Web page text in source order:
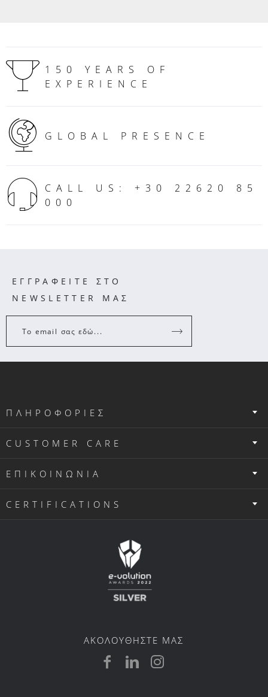
150 YEARS OF
EXPERIENCE
GLOBAL PRESENCE
CALL US: +30 22620 85
000
ΕΓΓΡΑΦΕΙΤΕ ΣΤΟ
NEWSLETTER ΜΑΣ
Το email σας εδώ...
ΠΛΗΡΟΦΟΡΙΕΣ
CUSTOMER CARE
ΕΠΙΚΟΙΝΩΝΙΑ
CERTIFICATIONS
ΑΚΟΛΟΥΘΗΣΤΕ ΜΑΣ